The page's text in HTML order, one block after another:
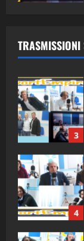
TRASMISSIONI
2
3
4